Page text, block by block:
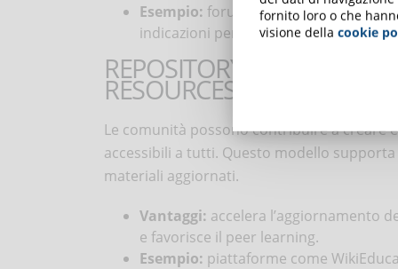
Esempio: forum educativi in cui gli
indicazioni per migliorarli.
REPOSITORY
RESOURCES (OER)
Le comunità possono contribuire a creare
accessibili a tutti. Questo modello
materiali aggiornati.
Vantaggi: accelera l’aggiornamento
e favorisce il peer learning.
Esempio: piattaforme come
fornito loro o che
visione della cookie